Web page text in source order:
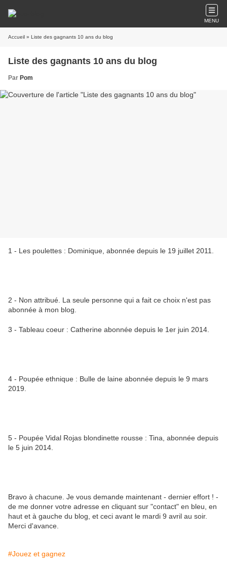
MENU
Accueil » Liste des gagnants 10 ans du blog
Liste des gagnants 10 ans du blog
Par Pom
1 - Les poulettes : Dominique, abonnée depuis le 19 juillet 2011.
2 - Non attribué. La seule personne qui a fait ce choix n'est pas
abonnée à mon blog.
3 - Tableau coeur : Catherine abonnée depuis le 1er juin 2014.
4 - Poupée ethnique : Bulle de laine abonnée depuis le 9 mars
2019.
5 - Poupée Vidal Rojas blondinette rousse : Tina, abonnée depuis
le 5 juin 2014.
Bravo à chacune. Je vous demande maintenant - dernier effort ! -
de me donner votre adresse en cliquant sur "contact" en bleu, en
haut et à gauche du blog, et ceci avant le mardi 9 avril au soir.
Merci d'avance.
#Jouez et gagnez